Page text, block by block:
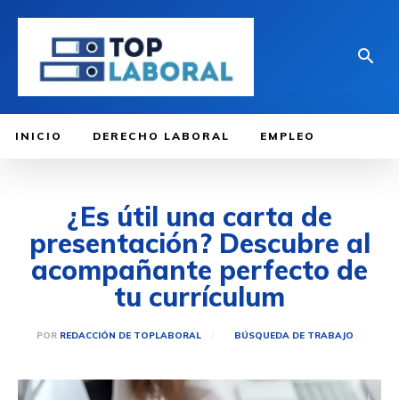
INICIO DERECHO LABORAL EMPLEO
¿Es útil una carta de
presentación? Descubre al
acompañante perfecto de
tu currículum
POR REDACCIÓN DE TOPLABORAL BÚSQUEDA DE TRABAJO